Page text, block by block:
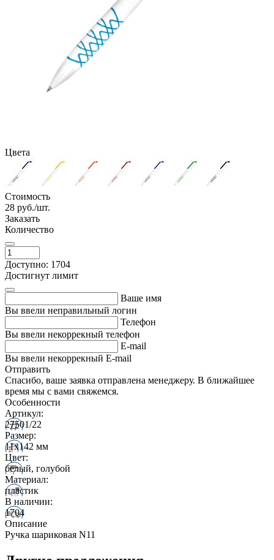
Цвета
Стоимость
28 руб./шт.
Заказать
Количество
Доступно: 1704
Достигнут лимит
Ваше имя
Вы ввели неправильный логин
Телефон
Вы ввели некоррекный телефон
E-mail
Вы ввели некоррекный E-mail
Отправить
Спасибо, ваше заявка отправлена менеджеру. В ближайшее
время мы с вами свяжемся.
Особенности
Артикул:
27501/22
Размер:
11х142 мм
Цвет:
белый, голубой
Материал:
пластик
В наличии:
1704
Описание
Ручка шариковая N11